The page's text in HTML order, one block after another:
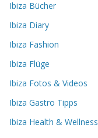
Ibiza Bücher
Ibiza Diary
Ibiza Fashion
Ibiza Flüge
Ibiza Fotos & Videos
Ibiza Gastro Tipps
Ibiza Health & Wellness